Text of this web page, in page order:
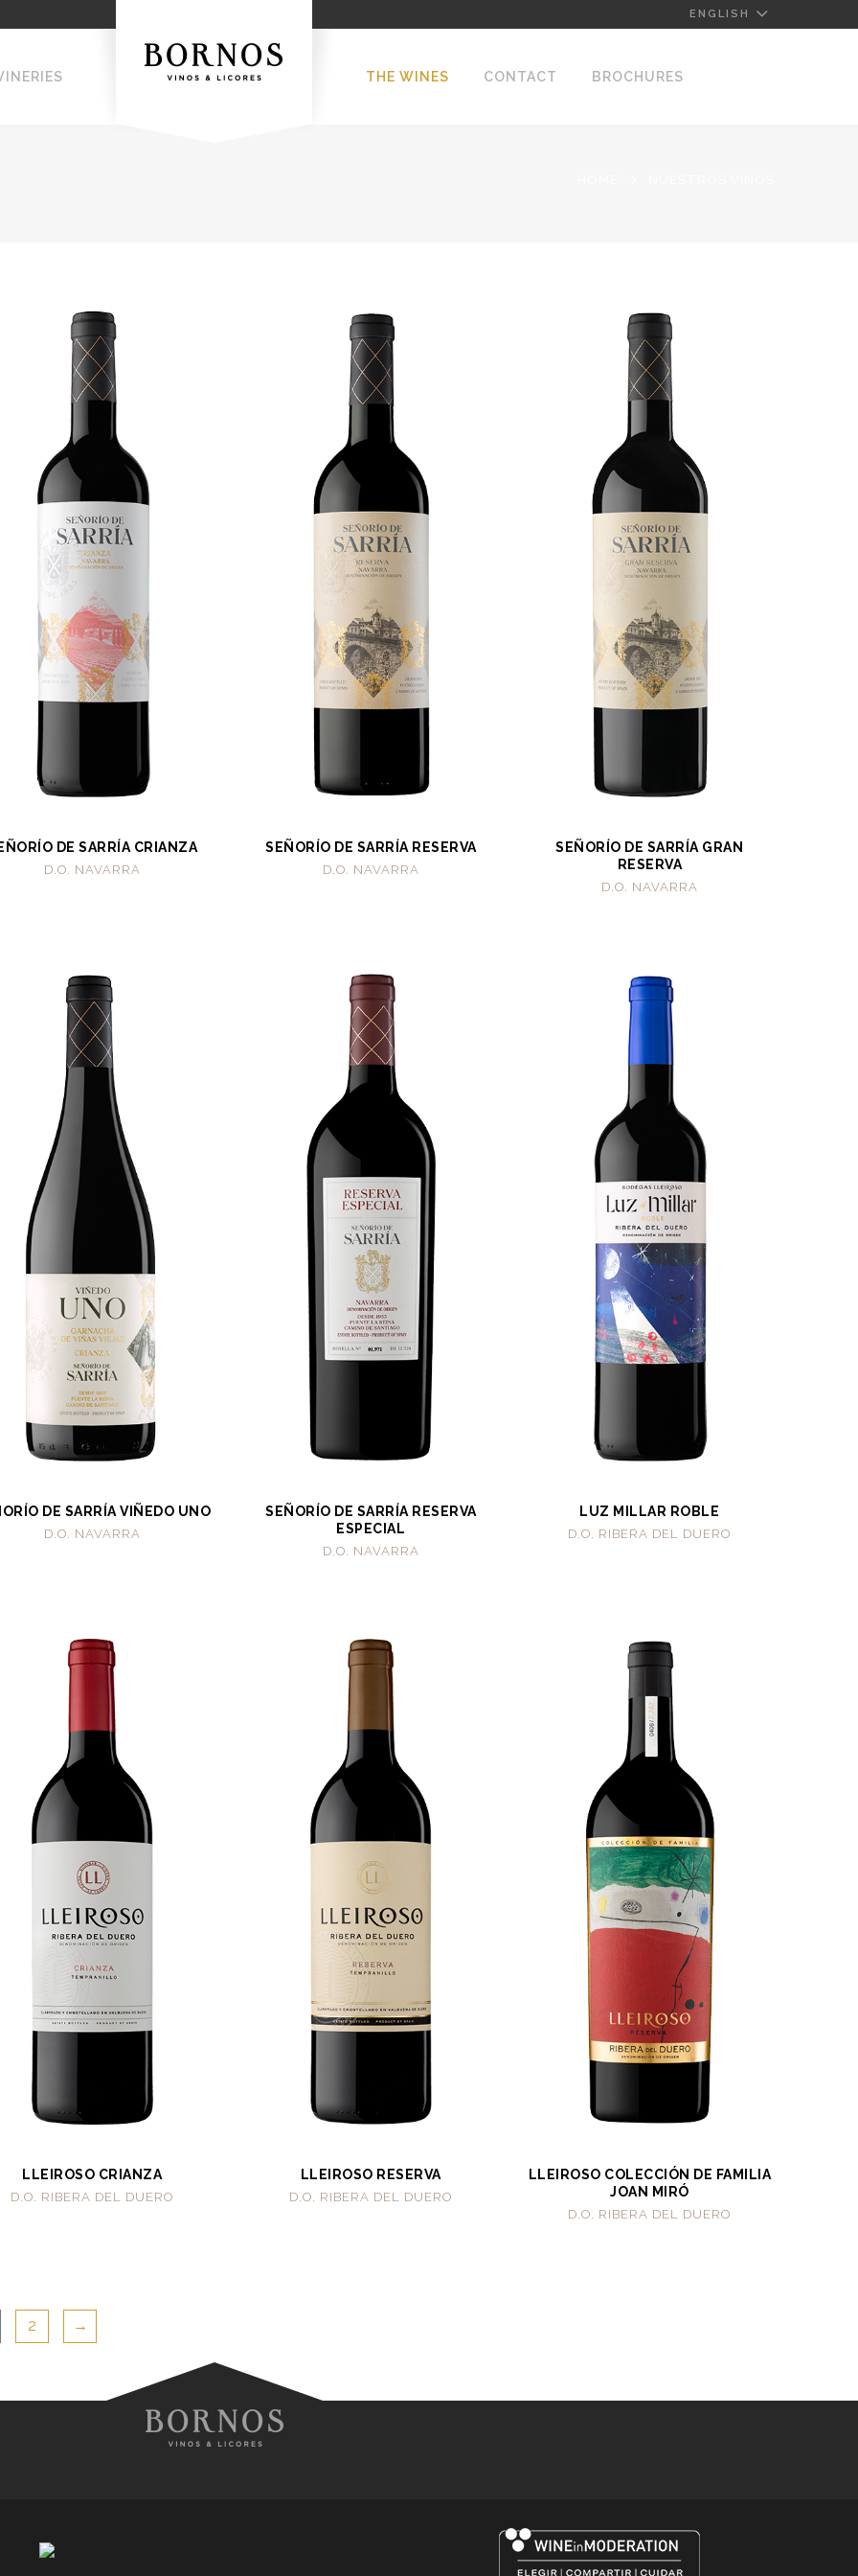
ENGLISH
THE WINES CONTACT BROCHURES
DE SARRÍA CRIANZA
D.O. NAVARRA
SEÑORÍO DE SARRÍA RESERVA
D.O. NAVARRA
SEÑORÍO DE SARRÍA GRAN
RESERVA
D.O. NAVARRA
DE SARRÍA VIÑEDO UNO
D.O. NAVARRA
SEÑORÍO DE SARRÍA RESERVA
ESPECIAL
D.O. NAVARRA
LUZ MILLAR ROBLE
D.O. RIBERA DEL DUERO
LLEIROSO CRIANZA
D.O. RIBERA DEL DUERO
LLEIROSO RESERVA
D.O. RIBERA DEL DUERO
LLEIROSO COLECCIÓN DE FAMILIA
JOAN MIRÓ
D.O. RIBERA DEL DUERO
2 →